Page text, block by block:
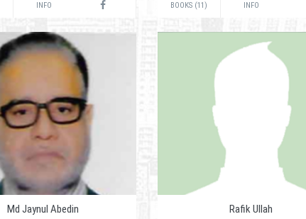
INFO BOOKS (11) INFO
Md Jaynul Abedin Rafik Ullah